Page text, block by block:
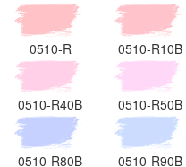
0510-R 0510-R10B
0510-R40B 0510-R50B
0510-R80B 0510-R90B